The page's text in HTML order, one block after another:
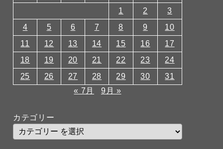
1
2
3
4
5 6 7 8 9
10
11
12 13 14 15 16
17
18
19 20 21 22 23
24
25
26 27 28 29 30
31
« 7月
9月 »
カテゴリー